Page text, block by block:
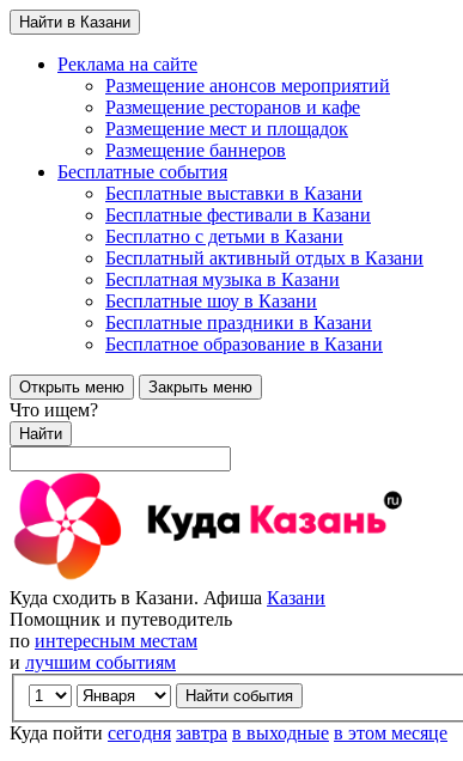
Найти в Казани
Реклама на сайте
Размещение анонсов мероприятий
Размещение ресторанов и кафе
Размещение мест и площадок
Размещение баннеров
Бесплатные события
Бесплатные выставки в Казани
Бесплатные фестивали в Казани
Бесплатно с детьми в Казани
Бесплатный активный отдых в Казани
Бесплатная музыка в Казани
Бесплатные шоу в Казани
Бесплатные праздники в Казани
Бесплатное образование в Казани
Открыть меню Закрыть меню
Что ищем?
Найти
Куда сходить в Казани. Афиша Казани
Помощник и путеводитель
по интересным местам
и лучшим событиям
Куда пойти сегодня завтра в выходные в этом месяце